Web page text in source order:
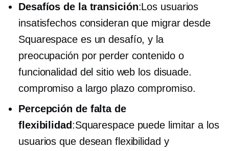
Desafíos de la transición:Los usuarios
insatisfechos consideran que migrar desde
Squarespace es un desafío, y la
preocupación por perder contenido o
funcionalidad del sitio web los disuade.
compromiso a largo plazocompromiso.
Percepción de falta de
flexibilidad:Squarespace puede limitar a los
usuarios que desean flexibilidad y